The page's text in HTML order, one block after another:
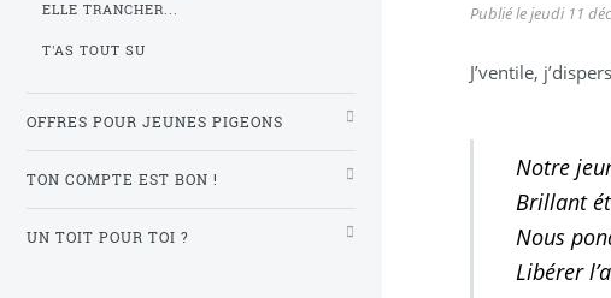
Publié lejeudi 11
J’ventile,
Notre
Brillant
Nous
Libérer
ELLE TRANCHER...
T'AS TOUT SU
OFFRES POUR JEUNES PIGEONS
TON COMPTE EST BON !
UN TOIT POUR TOI ?